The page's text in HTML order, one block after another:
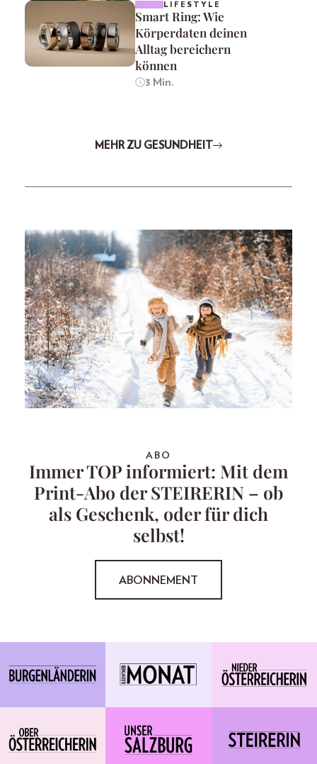
LIFESTYLE
Smart Ring: Wie
Körperdaten deinen
Alltag bereichern
können
3 Min.
MEHR ZU GESUNDHEIT
ABO
Immer TOP informiert: Mit dem
Print-Abo der STEIRERIN – ob
als Geschenk, oder für dich
selbst!
ABONNEMENT